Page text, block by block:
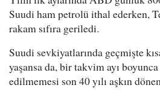
Suudi ham petrolü ithal ederken,
rakam sıfıra geriledi.
Suudi sevkiyatlarında geçmişte
yaşansa da, bir takvim ayı
edilmemesi son 40 yılı aşkın